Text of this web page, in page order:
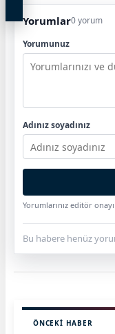
Yorumlar0 yorum
Yorumunuz
Adınız soyadınız
Yorumlarınız editör
Bu habere henüz
ÖNCEKI HABER